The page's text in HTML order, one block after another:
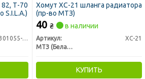
Т-70
S.I.L.A.)
70У-1301055-01
Хомут ХС-21 шланга радиатора
(пр-во МТЗ)
40 ₴ в наличии
Артикул:
ХС-21
МТЗ (Беларусь)
КУПИТЬ